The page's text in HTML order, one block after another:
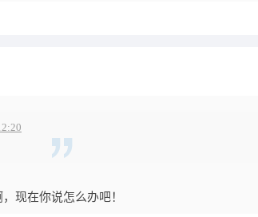
现在你说怎么办吧！